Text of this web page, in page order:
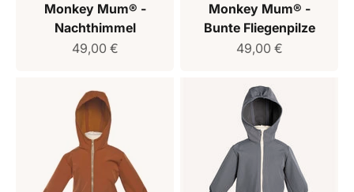
Monkey Mum® -
Nachthimmel
Verkaufspreis
49,00 €
Monkey Mum® -
Bunte Fliegenpilze
Verkaufspreis
49,00 €